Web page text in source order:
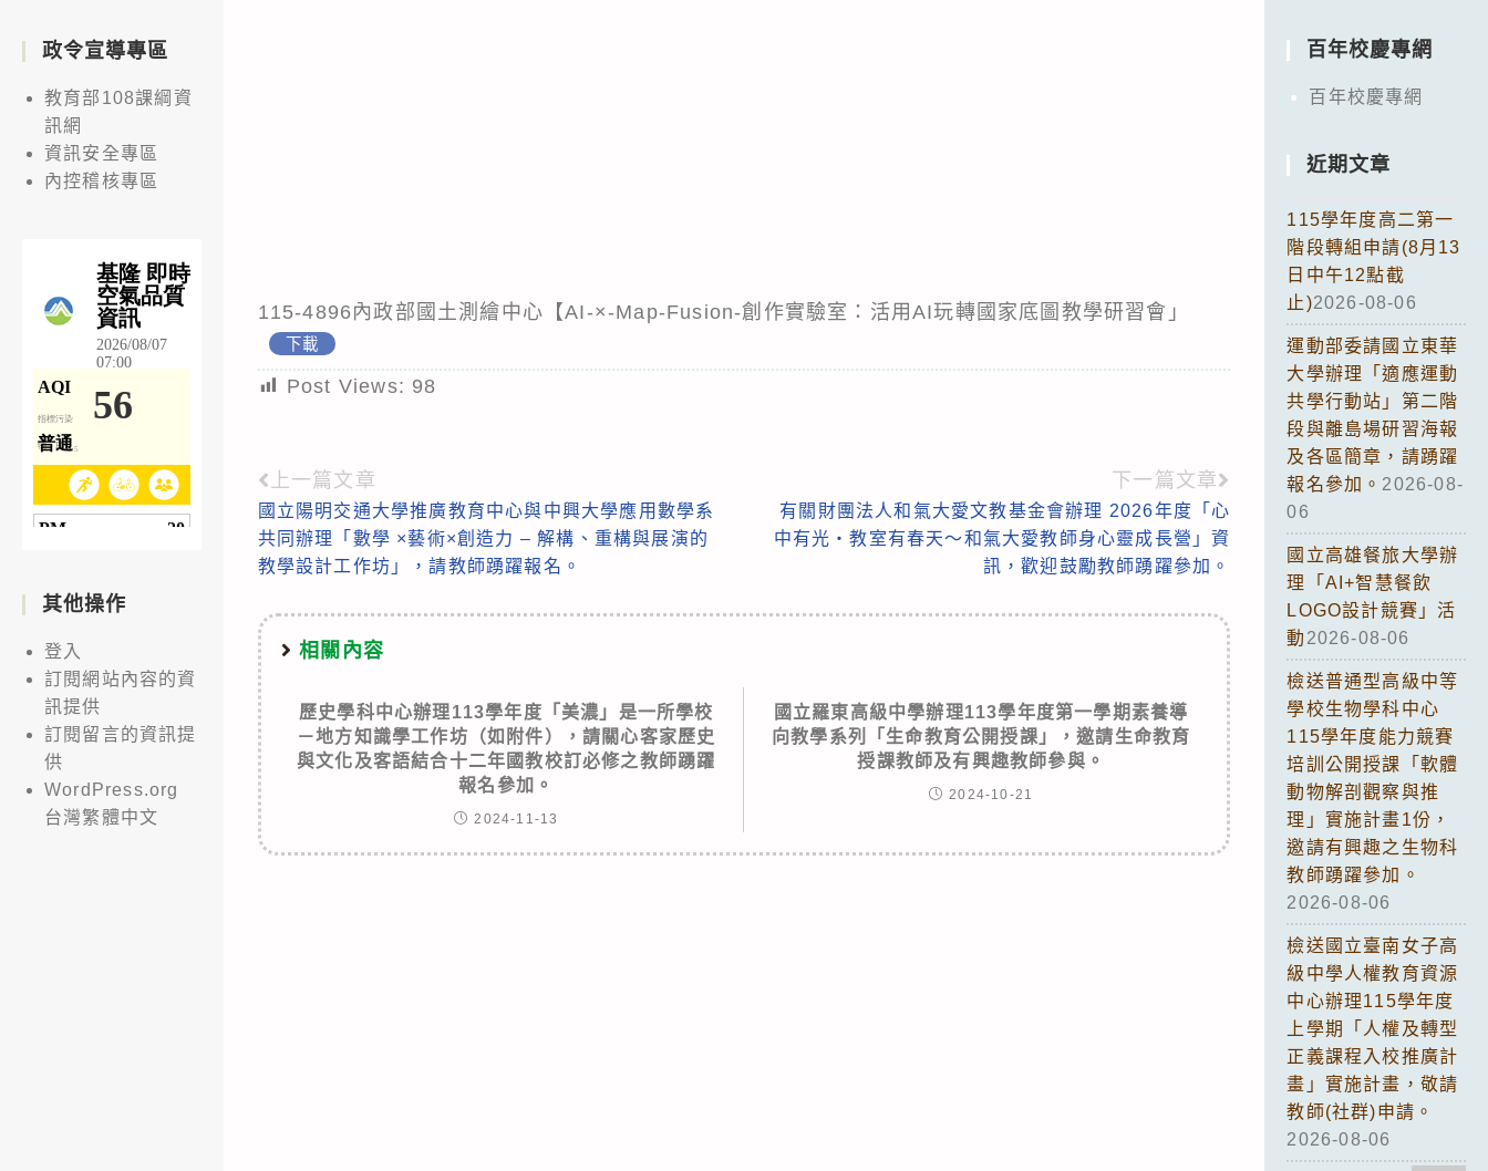
115-4896內政部國土測繪中心【AI-×-Map-Fusion-創作實驗室：活用AI玩轉國家底圖教學研習會」
下載
Post Views: 98
Read
more
articles
上一篇文章
國立陽明交通大學推廣教育中心與中興大學應用數學系
共同辦理「數學 ×藝術×創造力 – 解構、重構與展演的
教學設計工作坊」，請教師踴躍報名。
下一篇文章
有關財團法人和氣大愛文教基金會辦理 2026年度「心
中有光・教室有春天～和氣大愛教師身心靈成長營」資
訊，歡迎鼓勵教師踴躍參加。
相關內容
歷史學科中心辦理113學年度「美濃」是一所學校
－地方知識學工作坊（如附件），請關心客家歷史
與文化及客語結合十二年國教校訂必修之教師踴躍
報名參加。
2024-11-13
國立羅東高級中學辦理113學年度第一學期素養導
向教學系列「生命教育公開授課」，邀請生命教育
授課教師及有興趣教師參與。
2024-10-21
政令宣導專區
教育部108課綱資
訊網
資訊安全專區
內控稽核專區
其他操作
登入
訂閱網站內容的資
訊提供
訂閱留言的資訊提
供
WordPress.org
台灣繁體中文
百年校慶專網
百年校慶專網
近期文章
115學年度高二第一
階段轉組申請(8月13
日中午12點截
止)2026-08-06
運動部委請國立東華
大學辦理「適應運動
共學行動站」第二階
段與離島場研習海報
及各區簡章，請踴躍
報名參加。 2026-08-
06
國立高雄餐旅大學辦
理「AI+智慧餐飲
LOGO設計競賽」活
動 2026-08-06
檢送普通型高級中等
學校生物學科中心
115學年度能力競賽
培訓公開授課「軟體
動物解剖觀察與推
理」實施計畫1份，
邀請有興趣之生物科
教師踴躍參加。
2026-08-06
檢送國立臺南女子高
級中學人權教育資源
中心辦理115學年度
上學期「人權及轉型
正義課程入校推廣計
畫」實施計畫，敬請
教師(社群)申請。
2026-08-06